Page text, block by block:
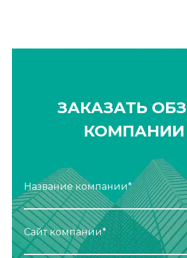
ЗАКАЗАТЬ
КОМПАНИИ
Название компании*
Сайт компании*